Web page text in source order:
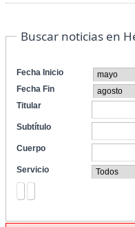
Buscar noticias en
Fecha Inicio
Fecha Fin
Titular
Subtítulo
Cuerpo
Servicio